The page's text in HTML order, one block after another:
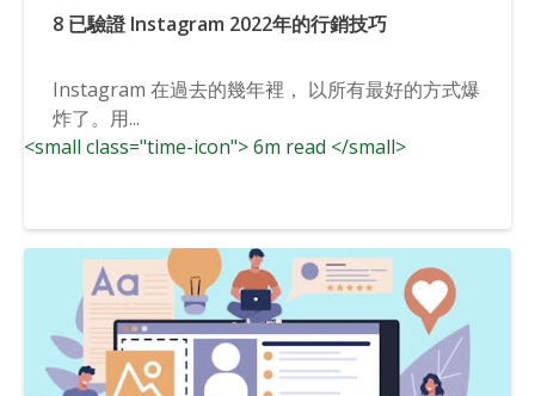
8 已驗證 Instagram 2022年的行銷技巧
Instagram 在過去的幾年裡， 以所有最好的方式爆
炸了。用...
<small class="time-icon"> 6m read </small>